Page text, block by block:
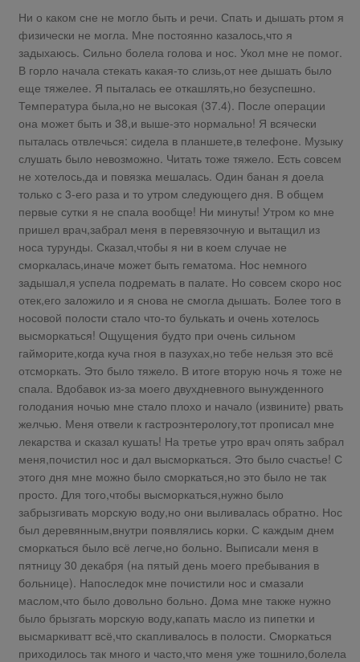
Ни о каком сне не могло быть и речи. Спать и дышать ртом я
физически не могла. Мне постоянно казалось,что я
задыхаюсь. Сильно болела голова и нос. Укол мне не помог.
В горло начала стекать какая-то слизь,от нее дышать было
еще тяжелее. Я пыталась ее откашлять,но безуспешно.
Температура была,но не высокая (37.4). После операции
она может быть и 38,и выше-это нормально! Я всячески
пыталась отвлечься: сидела в планшете,в телефоне. Музыку
слушать было невозможно. Читать тоже тяжело. Есть совсем
не хотелось,да и повязка мешалась. Один банан я доела
только с 3-его раза и то утром следующего дня. В общем
первые сутки я не спала вообще! Ни минуты! Утром ко мне
пришел врач,забрал меня в перевязочную и вытащил из
носа турунды. Сказал,чтобы я ни в коем случае не
сморкалась,иначе может быть гематома. Нос немного
задышал,я успела подремать в палате. Но совсем скоро нос
отек,его заложило и я снова не смогла дышать. Более того в
носовой полости стало что-то булькать и очень хотелось
высморкаться! Ощущения будто при очень сильном
гайморите,когда куча гноя в пазухах,но тебе нельзя это всё
отсморкать. Это было тяжело. В итоге вторую ночь я тоже не
спала. Вдобавок из-за моего двухдневного вынужденного
голодания ночью мне стало плохо и начало (извините) рвать
желчью. Меня отвели к гастроэнтерологу,тот прописал мне
лекарства и сказал кушать! На третье утро врач опять забрал
меня,почистил нос и дал высморкаться. Это было счастье! С
этого дня мне можно было сморкаться,но это было не так
просто. Для того,чтобы высморкаться,нужно было
забрызгивать морскую воду,но они выливалась обратно. Нос
был деревянным,внутри появлялись корки. С каждым днем
сморкаться было всё легче,но больно. Выписали меня в
пятницу 30 декабря (на пятый день моего пребывания в
больнице). Напоследок мне почистили нос и смазали
маслом,что было довольно больно. Дома мне также нужно
было брызгать морскую воду,капать масло из пипетки и
высмаркиватт всё,что скапливалось в полости. Сморкаться
приходилось так много и часто,что меня уже тошнило,болела